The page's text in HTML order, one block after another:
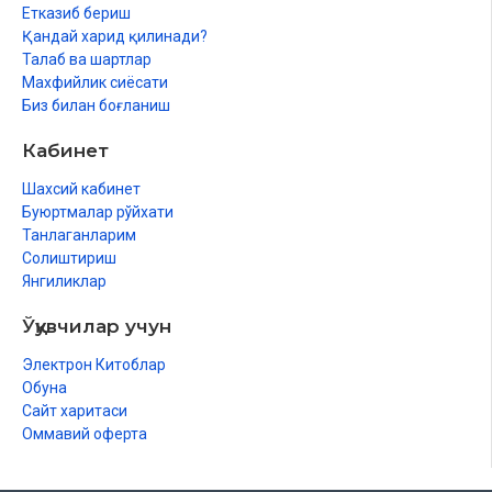
Етказиб бериш
Қандай харид қилинади?
Талаб ва шартлар
Махфийлик сиёсати
Биз билан боғланиш
Кабинет
Шахсий кабинет
Буюртмалар рўйхати
Танлаганларим
Солиштириш
Янгиликлар
Ўқувчилар учун
Электрон Китоблар
Обуна
Сайт харитаси
Оммавий оферта